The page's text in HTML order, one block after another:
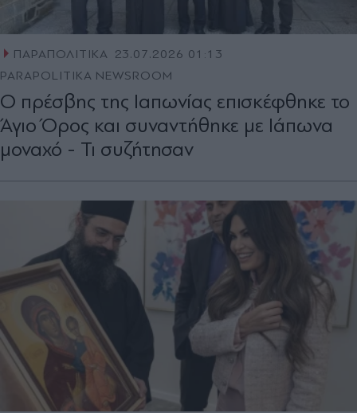
ΠΑΡΑΠΟΛΙΤΙΚΑ 23.07.2026 01:13
PARAPOLITIKA NEWSROOM
O πρέσβης της Ιαπωνίας επισκέφθηκε το
Άγιο Όρος και συναντήθηκε με Ιάπωνα
μοναχό - Τι συζήτησαν